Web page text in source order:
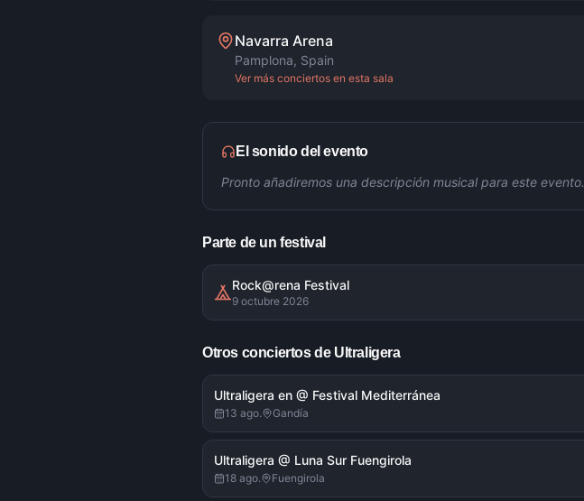
Navarra Arena
Pamplona, Spain
Ver más conciertos en esta sala
El sonido del evento
Pronto añadiremos una descripción musical para este evento.
Parte de un festival
Rock@rena Festival
9 octubre 2026
Otros conciertos de Ultraligera
Ultraligera en @ Festival Mediterránea
13 ago. Gandía
Ultraligera @ Luna Sur Fuengirola
18 ago. Fuengirola